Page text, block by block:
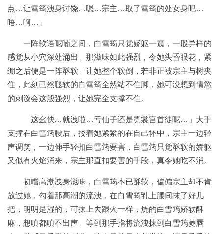
点…让雪筠洩身讨饶…嗯…宗主…取了雪筠的处女身吧…
唔…啊…」
一阵软语呢喃之间，白雪筠只觉娇躯一震，一股异样的
感觉从小穴深处涌出，那滋味如此强烈，令她头昏眼花，紧
绷之后便是一阵酥软，让她整个软倒，若非正被宗主与树夹
住，此刻已然腿软的白雪筠全然站不住脚，她可没想到情慾
的刺激会这般强烈，让她完全支撑不住。
「这幺快…就洩啦…亏仙子还是霓裳宫首徒呢…」大手
支撑在白雪筠腰后，搂着她紧紧的在自己怀中，宗主一边轻
声调笑，一边伸手轻扣白雪筠要害，白雪筠只觉酥软的娇躯
又似有火焰涌来，宗主那直扣要害的手段，真令她吃不消。
初嚐高潮洩身滋味，白雪筠本已酥软，偏偏宗主却不肯
放过她，勾着那高潮的流洩，在白雪筠乳上腰间抹了好几
把，明明是湿的，可抹上去跟火一样，烧的白雪筠娇软酥
麻，想嗔都嗔不出声，等到那手指将流洩抹到白雪筠菱唇